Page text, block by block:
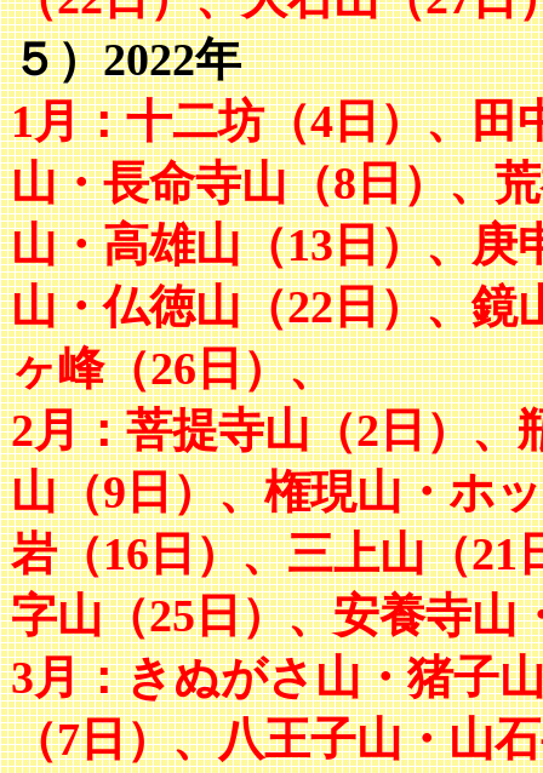
５）2022年
1月：十二坊（4日）、田
山・長命寺山（8日）、
山・高雄山（13日）、庚
山・仏徳山（22日）、鏡
ヶ峰（26日）、
2月：菩提寺山（2日）、
山（9日）、権現山・ホ
岩（16日）、三上山（
字山（25日）、安養寺山
3月：きぬがさ山・猪子
（7日）、八王子山・山